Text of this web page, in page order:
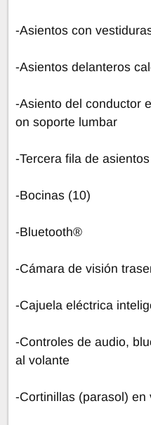
-Asientos con
-Asientos delanteros
-Asiento del conductor
on soporte lumbar
-Tercera fila de
-Bocinas (10)
-Bluetooth®
-Cámara de visión
-Cajuela eléctrica
-Controles de audio,
al volante
-Cortinillas (parasol) en